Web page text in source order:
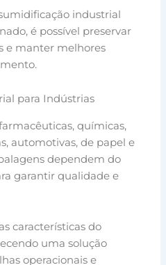
industrial
é possível preservar
e manter melhores
para Indústrias
químicas,
automotivas, de papel e
dependem do
garantir qualidade e
características do
uma solução
operacionais e